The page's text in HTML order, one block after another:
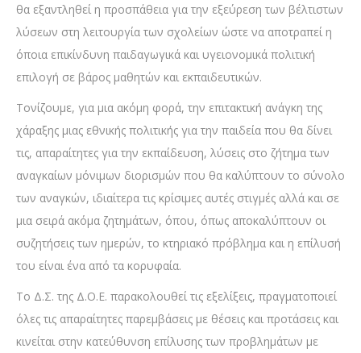
θα εξαντληθεί η προσπάθεια για την εξεύρεση των βέλτιστων
λύσεων στη λειτουργία των σχολείων ώστε να αποτραπεί η
όποια επικίνδυνη παιδαγωγικά και υγειονομικά πολιτική
επιλογή σε βάρος μαθητών και εκπαιδευτικών.
Τονίζουμε, για μια ακόμη φορά, την επιτακτική ανάγκη της
χάραξης μιας εθνικής πολιτικής για την παιδεία που θα δίνει
τις, απαραίτητες για την εκπαίδευση, λύσεις στο ζήτημα των
αναγκαίων μόνιμων διορισμών που θα καλύπτουν το σύνολο
των αναγκών, ιδιαίτερα τις κρίσιμες αυτές στιγμές αλλά και σε
μια σειρά ακόμα ζητημάτων, όπου, όπως αποκαλύπτουν οι
συζητήσεις των ημερών, το κτηριακό πρόβλημα και η επίλυσή
του είναι ένα από τα κορυφαία.
Το Δ.Σ. της Δ.Ο.Ε. παρακολουθεί τις εξελίξεις, πραγματοποιεί
όλες τις απαραίτητες παρεμβάσεις με θέσεις και προτάσεις και
κινείται στην κατεύθυνση επίλυσης των προβλημάτων με